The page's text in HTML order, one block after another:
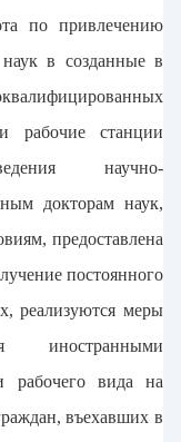
по привлечению
в созданные в
рабочие станции
научно-
докторам наук,
предоставлена
постоянного
реализуются меры
иностранными
рабочего вида на
въехавших в